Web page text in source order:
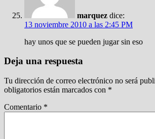
marquez dice:
13 noviembre 2010 a las 2:45 PM
hay unos que se pueden jugar sin eso
Deja una respuesta
Tu dirección de correo electrónico no será
obligatorios están marcados con *
Comentario *